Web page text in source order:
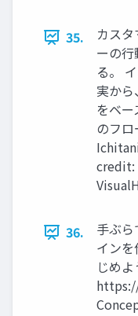
35.
カス
ーの
る。
実か
をベ
のフ
credit:
36.
⼿ぶ
イン
じめよ